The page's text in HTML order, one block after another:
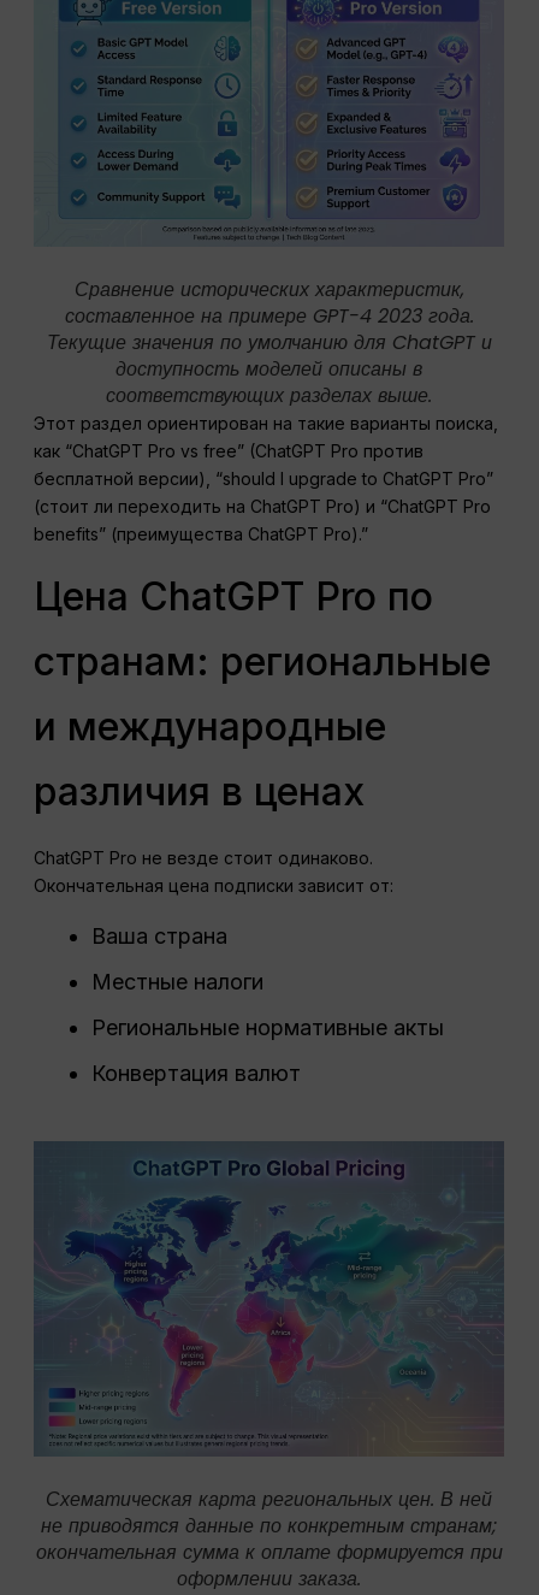
Сравнение исторических характеристик,
составленное на примере GPT-4 2023 года.
Текущие значения по умолчанию для ChatGPT и
доступность моделей описаны в
соответствующих разделах выше.
Этот раздел ориентирован на такие варианты поиска,
как “ChatGPT Pro vs free” (ChatGPT Pro против
бесплатной версии), “should I upgrade to ChatGPT Pro”
(стоит ли переходить на ChatGPT Pro) и “ChatGPT Pro
benefits” (преимущества ChatGPT Pro).”
Цена ChatGPT Pro по
странам: региональные
и международные
различия в ценах
ChatGPT Pro не везде стоит одинаково.
Окончательная цена подписки зависит от:
Ваша страна
Местные налоги
Региональные нормативные акты
Конвертация валют
Схематическая карта региональных цен. В ней
не приводятся данные по конкретным странам;
окончательная сумма к оплате формируется при
оформлении заказа.